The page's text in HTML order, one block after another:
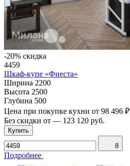
-20% скидка
4459
Шкаф-купе «Фиеста»
Ширина 2200
Высота 2500
Глубина 500
Цена при покупке кухни от 98 496 ₽
Без скидки от — 123 120 руб.
Купить
8
Подробнее